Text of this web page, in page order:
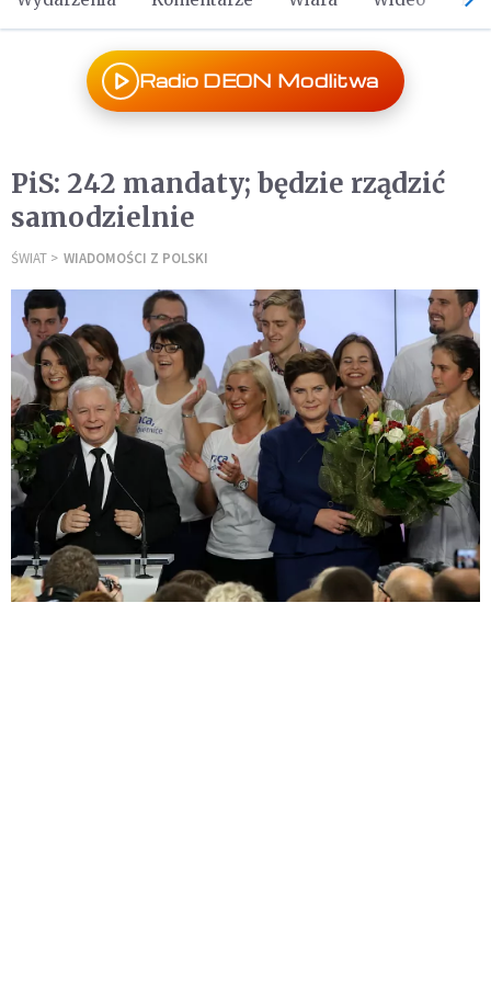
Radio DEON Modlitwa
PiS: 242 mandaty; będzie rządzić
samodzielnie
ŚWIAT WIADOMOŚCI Z POLSKI